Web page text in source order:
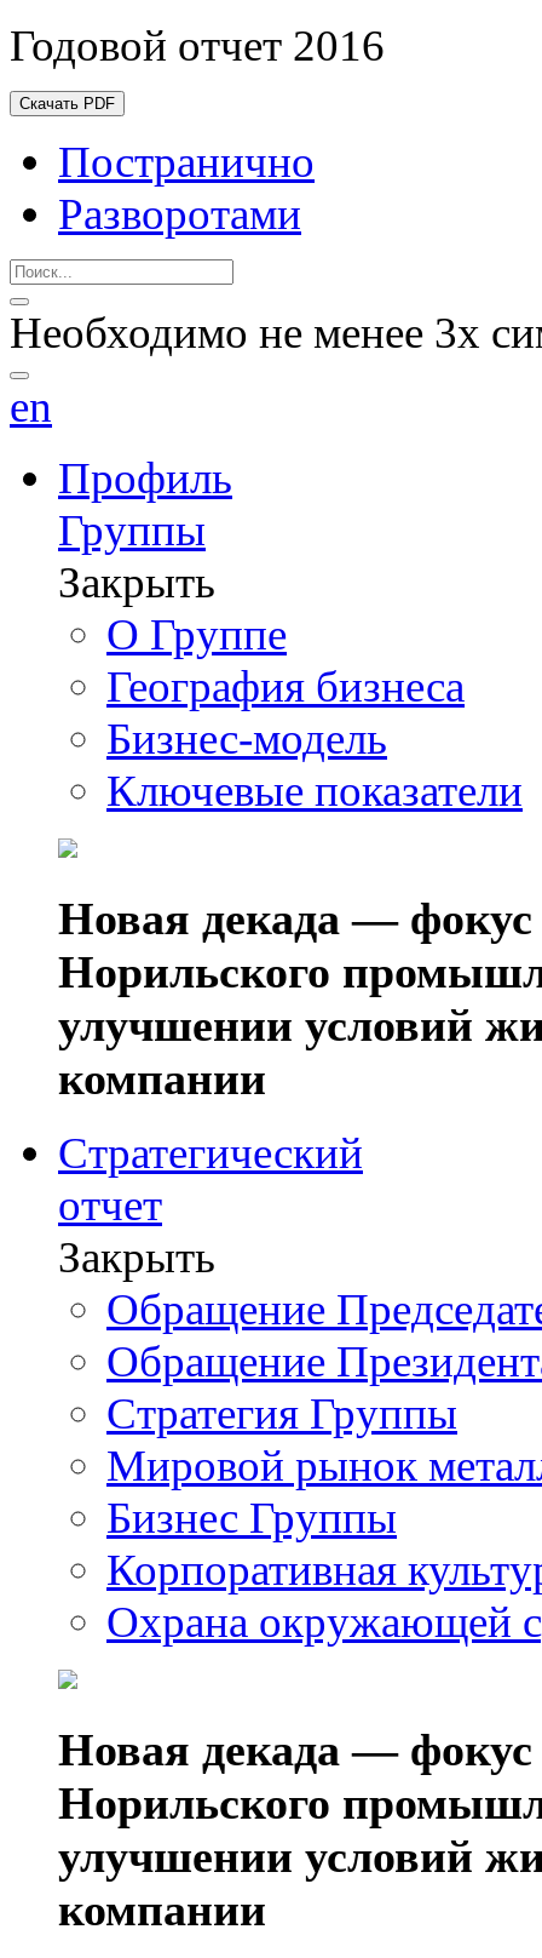
Годовой отчет 2016
Скачать PDF
Постранично
Разворотами
Необходимо не менее 3х
en
Профиль
Группы
Закрыть
О Группе
География бизнеса
Бизнес-модель
Ключевые показатели
Новая декада — фокус
Норильского
улучшении условий
компании
Стратегический
отчет
Закрыть
Обращение
Обращение
Стратегия Группы
Мировой рынок
Бизнес Группы
Корпоративная
Охрана окружающей
Новая декада — фокус
Норильского
улучшении условий
компании